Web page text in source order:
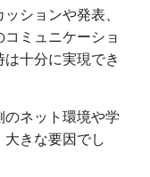
ションや発表、
ミュニケーショ
十分に実現でき
ネット環境や学
きな要因でし